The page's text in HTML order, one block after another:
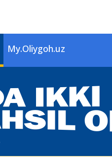
My.Oliygoh.uz